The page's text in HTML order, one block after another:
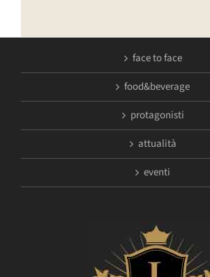
face to face
food&beverage
protagonisti
attualità
eventi